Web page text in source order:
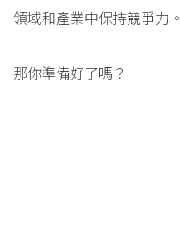
領域和產業中保持競爭力。
那你準備好了嗎？